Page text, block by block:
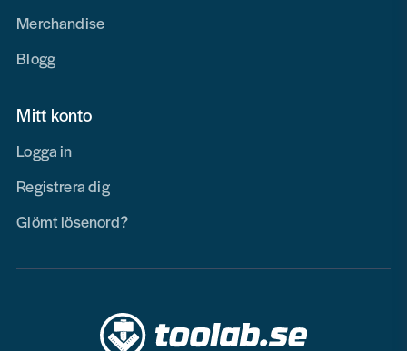
Merchandise
Blogg
Mitt konto
Logga in
Registrera dig
Glömt lösenord?